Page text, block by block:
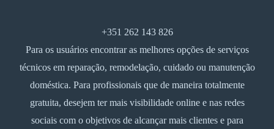
+351 262 143 826
Para os usuários encontrar as melhores opções de serviços
técnicos em reparação, remodelação, cuidado ou manutenção
doméstica. Para profissionais que de maneira totalmente
gratuita, desejem ter mais visibilidade online e nas redes
sociais com o objetivos de alcançar mais clientes e para